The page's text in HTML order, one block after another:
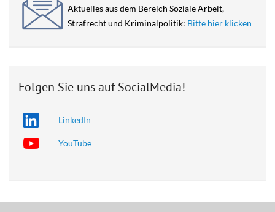
Aktuelles aus dem Bereich Soziale Arbeit,
Strafrecht und Kriminalpolitik: Bitte hier klicken
Folgen Sie uns auf SocialMedia!
LinkedIn
YouTube